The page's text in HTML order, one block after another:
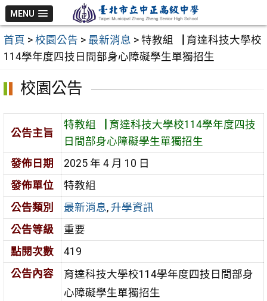
跳
至
主
要
MENU
首頁 > 校園公告 > 最新消息 > 特教組▕ 育達科技大學校
114學年度四技日間部身心障礙學生單獨招生
校園公告
公告主旨
特教組▕ 育達科技大學校114學年度四技
日間部身心障礙學生單獨招生
發佈日期
2025 年 4 月 10 日
發佈單位
特教組
公告類別
最新消息, 升學資訊
公告等級
重要
點閱次數
419
公告內容
育達科技大學校114學年度四技日間部身
心障礙學生單獨招生